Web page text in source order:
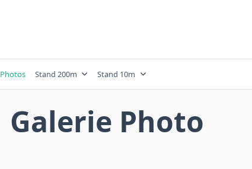
Photos Stand 200m Stand 10m
Galerie Photo